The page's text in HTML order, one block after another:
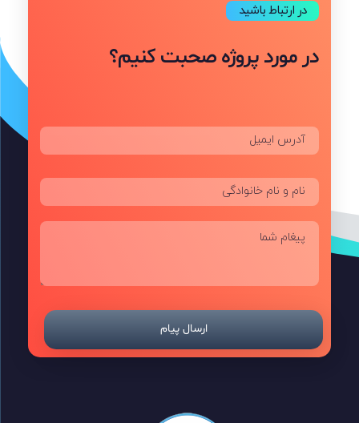
در ارتباط باشید
در مورد پروژه صحبت کنیم؟